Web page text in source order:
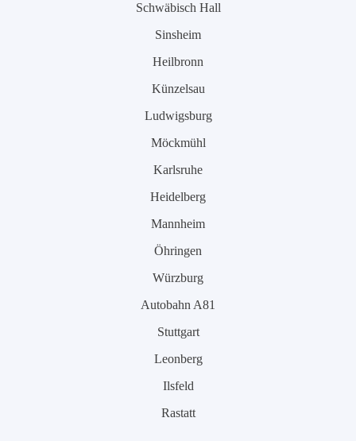
Schwäbisch Hall
Sinsheim
Heilbronn
Künzelsau
Ludwigsburg
Möckmühl
Karlsruhe
Heidelberg
Mannheim
Öhringen
Würzburg
Autobahn A81
Stuttgart
Leonberg
Ilsfeld
Rastatt